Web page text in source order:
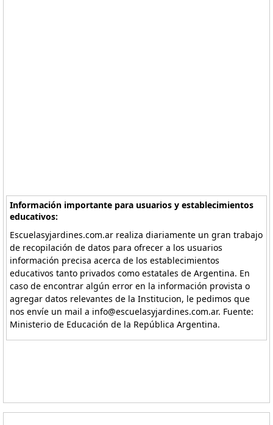
Información importante para usuarios y establecimientos
educativos:
Escuelasyjardines.com.ar realiza diariamente un gran trabajo
de recopilación de datos para ofrecer a los usuarios
información precisa acerca de los establecimientos
educativos tanto privados como estatales de Argentina. En
caso de encontrar algún error en la información provista o
agregar datos relevantes de la Institucion, le pedimos que
nos envíe un mail a info@escuelasyjardines.com.ar. Fuente:
Ministerio de Educación de la República Argentina.